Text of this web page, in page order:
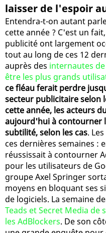
laisser de l'espoir
Entendra-t-on autant
cette année ? C'est un
publicité ont largement
tout au long de ces 12
auprès des internautes
être les plus grands
ce fléau ferait perdre
secteur publicitaire selon
cette année, les acteurs
aujourd'hui à contourner
subtilité, selon les cas.
ces dernières semaines :
réussissait à contourner
pour les utilisateurs de
groupe Axel Springer
moyens en bloquant ses
de logiciels. La semaine
Teads et Secret Media
les AdBlockers. De son